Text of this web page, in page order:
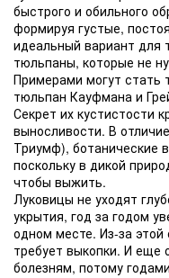
быстрого и обильного
формируя густые,
идеальный вариант для
тюльпаны, которые не
Примерами могут стать
тюльпан Кауфмана и
Секрет их кустистости
выносливости. В
Триумф), ботанические
поскольку в дикой
чтобы выжить.
Луковицы не уходят
укрытия, год за годом
одном месте. Из-за этой
требует выкопки. И еще
болезням, потому